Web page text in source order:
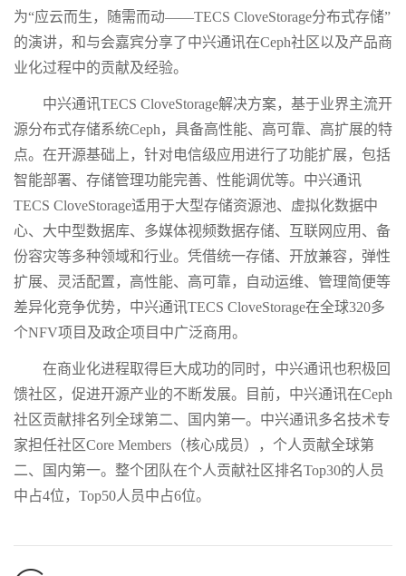
为“应云而生，随需而动——TECS CloveStorage分布式存储”
的演讲，和与会嘉宾分享了中兴通讯在Ceph社区以及产品商
业化过程中的贡献及经验。
中兴通讯TECS CloveStorage解决方案，基于业界主流开
源分布式存储系统Ceph，具备高性能、高可靠、高扩展的特
点。在开源基础上，针对电信级应用进行了功能扩展，包括
智能部署、存储管理功能完善、性能调优等。中兴通讯
TECS CloveStorage适用于大型存储资源池、虚拟化数据中
心、大中型数据库、多媒体视频数据存储、互联网应用、备
份容灾等多种领域和行业。凭借统一存储、开放兼容，弹性
扩展、灵活配置，高性能、高可靠，自动运维、管理简便等
差异化竞争优势，中兴通讯TECS CloveStorage在全球320多
个NFV项目及政企项目中广泛商用。
在商业化进程取得巨大成功的同时，中兴通讯也积极回
馈社区，促进开源产业的不断发展。目前，中兴通讯在Ceph
社区贡献排名列全球第二、国内第一。中兴通讯多名技术专
家担任社区Core Members（核心成员），个人贡献全球第
二、国内第一。整个团队在个人贡献社区排名Top30的人员
中占4位，Top50人员中占6位。